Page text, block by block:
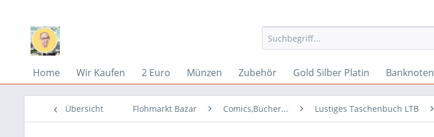
Home Wir Kaufen 2 Euro Münzen Zubehör Gold Silber Platin Banknoten
Übersicht Flohmarkt Bazar Comics,Bücher... Lustiges Taschenbuch LTB